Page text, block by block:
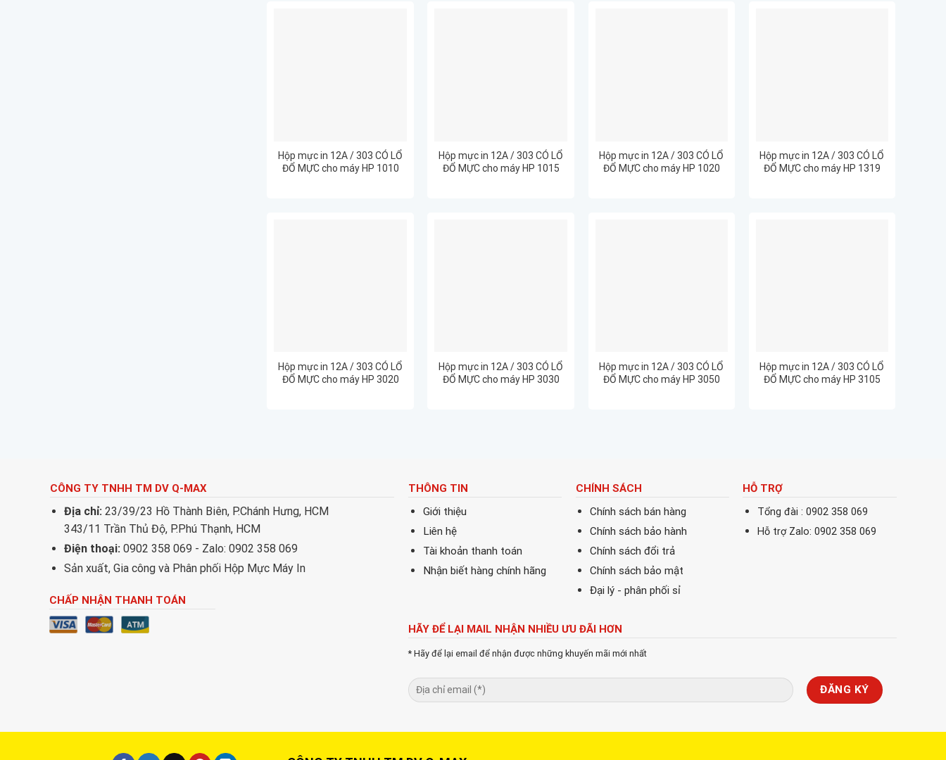
Hộp mực in 12A / 303 CÓ LỔ
ĐỔ MỰC cho máy HP 1010
Hộp mực in 12A / 303 CÓ LỔ
ĐỔ MỰC cho máy HP 1015
Hộp mực in 12A / 303 CÓ LỔ
ĐỔ MỰC cho máy HP 1020
Hộp mực in 12A / 303 CÓ LỔ
ĐỔ MỰC cho máy HP 1319
Hộp mực in 12A / 303 CÓ LỔ
ĐỔ MỰC cho máy HP 3020
Hộp mực in 12A / 303 CÓ LỔ
ĐỔ MỰC cho máy HP 3030
Hộp mực in 12A / 303 CÓ LỔ
ĐỔ MỰC cho máy HP 3050
Hộp mực in 12A / 303 CÓ LỔ
ĐỔ MỰC cho máy HP 3105
CÔNG TY TNHH TM DV Q-MAX
Địa chỉ: 23/39/23 Hồ Thành Biên, P.Chánh Hưng, HCM
343/11 Trần Thủ Độ, P.Phú Thạnh, HCM
Điện thoại: 0902 358 069 - Zalo: 0902 358 069
Sản xuất, Gia công và Phân phối Hộp Mực Máy In
CHẤP NHẬN THANH TOÁN
THÔNG TIN
Giới thiệu
Liên hệ
Tài khoản thanh toán
Nhận biết hàng chính hãng
CHÍNH SÁCH
Chính sách bán hàng
Chính sách bảo hành
Chính sách đổi trả
Chính sách bảo mật
Đại lý - phân phối sỉ
HỖ TRỢ
Tổng đài : 0902 358 069
Hỗ trợ Zalo: 0902 358 069
HÃY ĐỂ LẠI MAIL NHẬN NHIỀU ƯU ĐÃI HƠN
* Hãy để lại email để nhận được những khuyến mãi mới nhất